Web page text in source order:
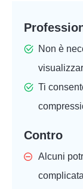
Non è
Ti
Contro
Alcuni